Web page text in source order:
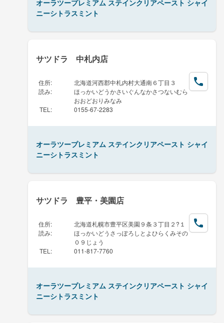
オーラツープレミアム ステインクリアペースト シャイ
ニーシトラスミント
サツドラ 中札内店
住所:
北海道河西郡中札内村大通南６丁目３
読み:
ほっかいどうかさいぐんなかさつないむら
おおどおりみなみ
TEL : 0155-67-2283
オーラツープレミアム ステインクリアペースト シャイ
ニーシトラスミント
サツドラ 豊平・美園店
住所:
北海道札幌市豊平区美園９条３丁目２?１
読み:
ほっかいどうさっぽろしとよひらくみその
０９じょう
TEL : 011-817-7760
オーラツープレミアム ステインクリアペースト シャイ
ニーシトラスミント